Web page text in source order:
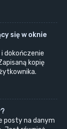
się w oknie
dokończenie
kopię
posty na danym